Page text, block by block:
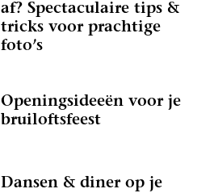
af? Spectaculaire tips &
tricks voor prachtige
foto’s
Openingsideeën voor je
bruiloftsfeest
Dansen & diner op je